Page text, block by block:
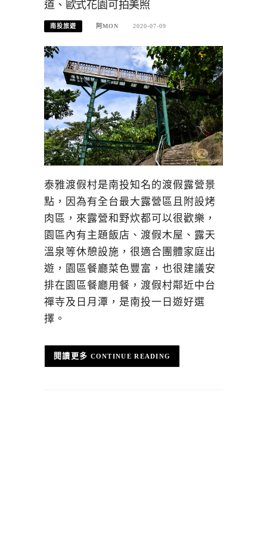
道、歐式花園可拍美照
南投旅遊 阿MON 2020-07-09
泰雅渡假村是南投知名的渡假露營景
點，因為有全台最大露營區且附設烤
肉區，來露營和野炊都可以很歡樂，
園區內有主題飯店、渡假木屋、露天
溫泉等休憩設施，很適合團體家庭出
遊，園區餐廳菜色豐富，也很建議安
排在園區餐廳用餐，渡假村鄰近中台
禪寺及日月潭，是南投一日遊好選
擇。
CONTINUE READING